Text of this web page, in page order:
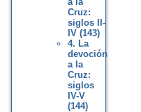
Cruz:
siglos II-
IV (143)
4. La
devoción
a la
Cruz:
siglos
IV-V
(144)